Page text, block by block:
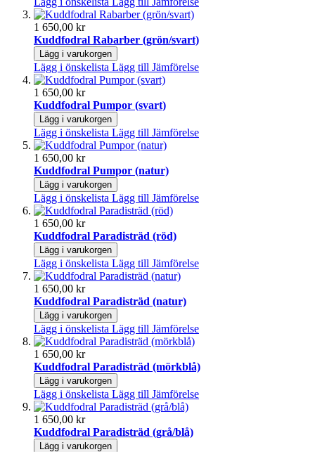
1 650,00 kr
Kuddfodral Rabarber (grön/svart)
Lägg i varukorgen
Lägg i önskelista Lägg till Jämförelse
1 650,00 kr
Kuddfodral Pumpor (svart)
Lägg i varukorgen
Lägg i önskelista Lägg till Jämförelse
1 650,00 kr
Kuddfodral Pumpor (natur)
Lägg i varukorgen
Lägg i önskelista Lägg till Jämförelse
1 650,00 kr
Kuddfodral Paradisträd (röd)
Lägg i varukorgen
Lägg i önskelista Lägg till Jämförelse
1 650,00 kr
Kuddfodral Paradisträd (natur)
Lägg i varukorgen
Lägg i önskelista Lägg till Jämförelse
1 650,00 kr
Kuddfodral Paradisträd (mörkblå)
Lägg i varukorgen
Lägg i önskelista Lägg till Jämförelse
1 650,00 kr
Kuddfodral Paradisträd (grå/blå)
Lägg i varukorgen